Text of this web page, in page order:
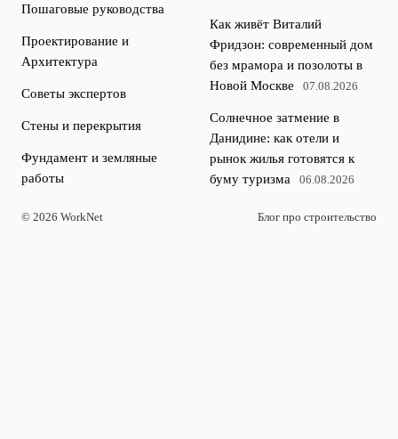
Пошаговые руководства
Проектирование и
Архитектура
Советы экспертов
Стены и перекрытия
Фундамент и земляные
работы
Как живёт Виталий
Фридзон: современный дом
без мрамора и позолоты в
Новой Москве
07.08.2026
Солнечное затмение в
Данидине: как отели и
рынок жилья готовятся к
буму туризма
06.08.2026
© 2026 WorkNet Блог про строительство